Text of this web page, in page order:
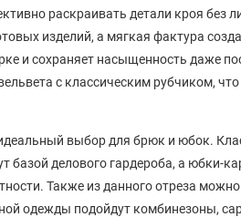
раскраивать детали кроя без
изделий, а мягкая фактура
и сохраняет насыщенность даже
с классическим рубчиком,
выбор для брюк и юбок.
базой делового гардероба, а юбки-
Также из данного отреза
одежды подойдут комбинезоны,